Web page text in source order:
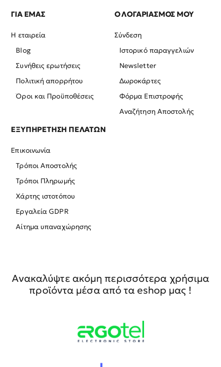
ΓΙΑ ΕΜΑΣ
Η εταιρεία
Blog
Συνήθεις ερωτήσεις
Πολιτική απορρήτου
Όροι και Προϋποθέσεις
Ο ΛΟΓΑΡΙΑΣΜΟΣ ΜΟΥ
Σύνδεση
Ιστορικό παραγγελιών
Newsletter
Δωροκάρτες
Φόρμα Επιστροφής
Αναζήτηση Αποστολής
ΕΞΥΠΗΡΕΤΗΣΗ ΠΕΛΑΤΩΝ
Επικοινωνία
Τρόποι Αποστολής
Τρόποι Πληρωμής
Χάρτης ιστοτόπου
Εργαλεία GDPR
Αίτημα υπαναχώρησης
Ανακαλύψτε ακόμη περισσότερα χρήσιμα
προϊόντα μέσα από τα eshop μας !